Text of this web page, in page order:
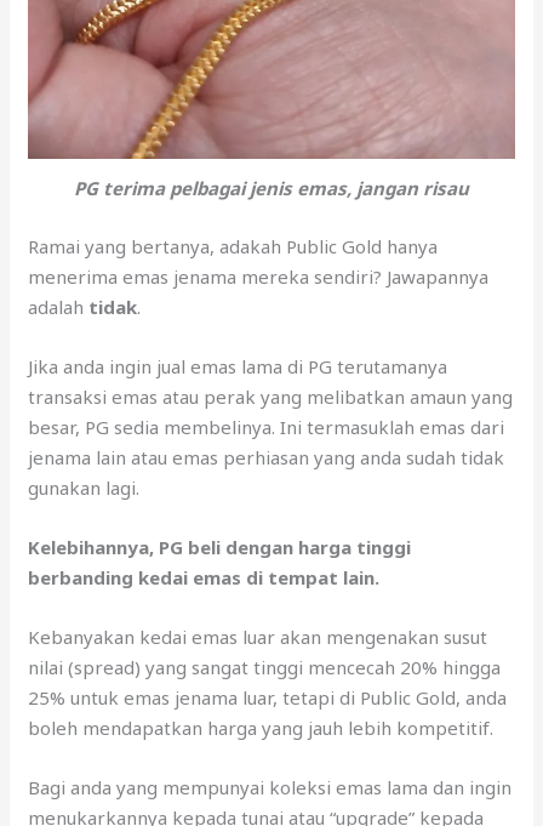
PG terima pelbagai jenis emas, jangan risau
Ramai yang bertanya, adakah Public Gold hanya
menerima emas jenama mereka sendiri? Jawapannya
adalah tidak.
Jika anda ingin jual emas lama di PG terutamanya
transaksi emas atau perak yang melibatkan amaun yang
besar, PG sedia membelinya. Ini termasuklah emas dari
jenama lain atau emas perhiasan yang anda sudah tidak
gunakan lagi.
Kelebihannya, PG beli dengan harga tinggi
berbanding kedai emas di tempat lain.
Kebanyakan kedai emas luar akan mengenakan susut
nilai (spread) yang sangat tinggi mencecah 20% hingga
25% untuk emas jenama luar, tetapi di Public Gold, anda
boleh mendapatkan harga yang jauh lebih kompetitif.
Bagi anda yang mempunyai koleksi emas lama dan ingin
menukarkannya kepada tunai atau “upgrade” kepada